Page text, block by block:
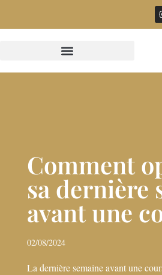
Comment
sa dernière
avant une
02/08/2024
La dernière semaine avant une